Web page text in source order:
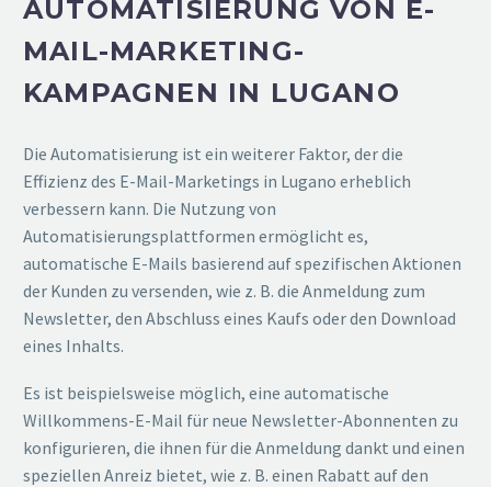
AUTOMATISIERUNG VON E-
MAIL-MARKETING-
KAMPAGNEN IN LUGANO
Die Automatisierung ist ein weiterer Faktor, der die
Effizienz des E-Mail-Marketings in Lugano erheblich
verbessern kann. Die Nutzung von
Automatisierungsplattformen ermöglicht es,
automatische E-Mails basierend auf spezifischen Aktionen
der Kunden zu versenden, wie z. B. die Anmeldung zum
Newsletter, den Abschluss eines Kaufs oder den Download
eines Inhalts.
Es ist beispielsweise möglich, eine automatische
Willkommens-E-Mail für neue Newsletter-Abonnenten zu
konfigurieren, die ihnen für die Anmeldung dankt und einen
speziellen Anreiz bietet, wie z. B. einen Rabatt auf den